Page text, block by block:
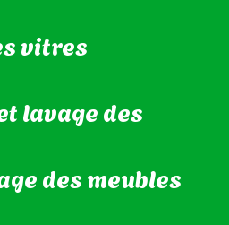
vitres
lavage des
des meubles